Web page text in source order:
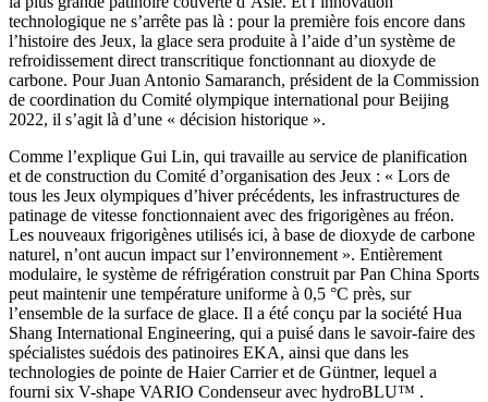
technologique ne s’arrête pas là : pour la première fois encore dans
l’histoire des Jeux, la glace sera produite à l’aide d’un système de
refroidissement direct transcritique fonctionnant au dioxyde de
carbone. Pour Juan Antonio Samaranch, président de la Commission
de coordination du Comité olympique international pour Beijing
2022, il s’agit là d’une « décision historique ».
Comme l’explique Gui Lin, qui travaille au service de planification
et de construction du Comité d’organisation des Jeux : « Lors de
tous les Jeux olympiques d’hiver précédents, les infrastructures de
patinage de vitesse fonctionnaient avec des frigorigènes au fréon.
Les nouveaux frigorigènes utilisés ici, à base de dioxyde de carbone
naturel, n’ont aucun impact sur l’environnement ». Entièrement
modulaire, le système de réfrigération construit par Pan China Sports
peut maintenir une température uniforme à 0,5 °C près, sur
l’ensemble de la surface de glace. Il a été conçu par la société Hua
Shang International Engineering, qui a puisé dans le savoir-faire des
spécialistes suédois des patinoires EKA, ainsi que dans les
technologies de pointe de Haier Carrier et de Güntner, lequel a
fourni six V-shape VARIO Condenseur avec hydroBLU™ .